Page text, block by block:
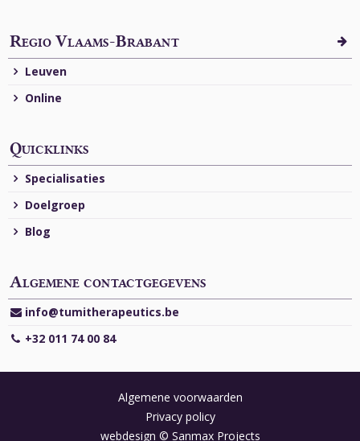
Regio Vlaams-Brabant
Leuven
Online
Quicklinks
Specialisaties
Doelgroep
Blog
Algemene contactgegevens
info@tumitherapeutics.be
+32 011 74 00 84
Algemene voorwaarden
Privacy policy
webdesign © Sanmax Projects